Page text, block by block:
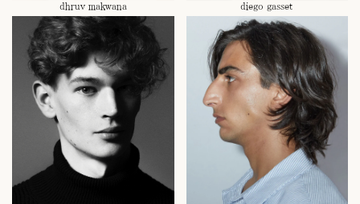
dhruv makwana diego gasset